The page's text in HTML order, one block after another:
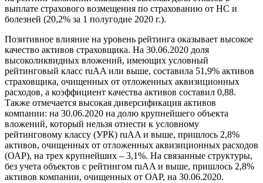
выплате страхового возмещения по страхованию от НС и
болезней (20,2% за 1 полугодие 2020 г.).
Позитивное влияние на уровень рейтинга оказывает высокое
качество активов страховщика. На 30.06.2020 доля
высоколиквидных вложений, имеющих условный
рейтинговый класс ruAA или выше, составила 51,9% активов
страховщика, очищенных от отложенных аквизиционных
расходов, а коэффициент качества активов составил 0,88.
Также отмечается высокая диверсификация активов
компании: на 30.06.2020 на долю крупнейшего объекта
вложений, который нельзя отнести к условному
рейтинговому классу (УРК) ruAA и выше, пришлось 2,8%
активов, очищенных от отложенных аквизиционных расходов
(ОАР), на трех крупнейших – 3,1%. На связанные структуры,
без учета объектов с рейтингом ruAA и выше, пришлось 2,8%
активов компании, очищенных от ОАР, на 30.06.2020.